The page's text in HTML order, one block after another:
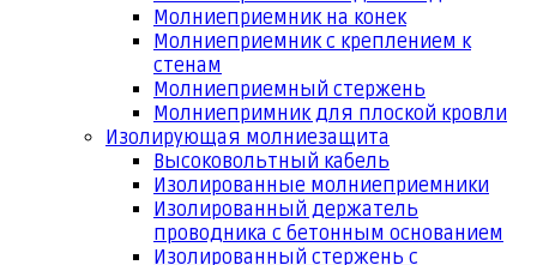
Молниеприемник на конек
Молниеприемник с креплением к
стенам
Молниеприемный стержень
Молниепримник для плоской кровли
Изолирующая молниезащита
Высоковольтный кабель
Изолированные молниеприемники
Изолированный держатель
проводника с бетонным основанием
Изолированный стержень с